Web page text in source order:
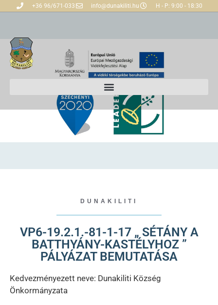
+36 96/671-033 info@dunakiliti.hu H - P: 9:00 - 18:30
DUNAKILITI
VP6-19.2.1.-81-1-17 „ SÉTÁNY A
BATTHYÁNY-KASTÉLYHOZ ”
PÁLYÁZAT BEMUTATÁSA
Kedvezményezett neve: Dunakiliti Község
Önkormányzata